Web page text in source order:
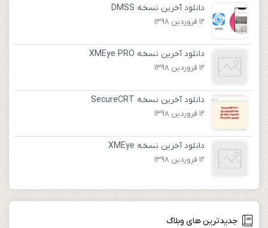
دانلود آخرین نسخه DMSS
12 فروردین 1398
دانلود آخرین نسخه XMEye PRO
12 فروردین 1398
دانلود آخرین نسخه SecureCRT
12 فروردین 1398
دانلود آخرین نسخه XMEye
12 فروردین 1398
جدیدترین های وبلاگ